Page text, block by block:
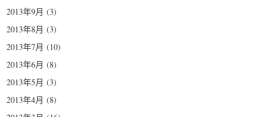
2013年9月 (3)
2013年8月 (3)
2013年7月 (10)
2013年6月 (8)
2013年5月 (3)
2013年4月 (8)